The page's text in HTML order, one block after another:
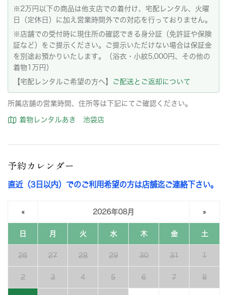
※2万円以下の商品は他支店での着付け、宅配レンタル、火曜
日（定休日）に加え営業時間外での対応を行っておりません。
※店舗での受付時に現住所の確認できる身分証（免許証や保険
証など）をご提示ください。ご提示いただけない場合は保証金
を別途お預かりいたします。（浴衣・小紋5,000円、その他の
着物1万円）
【宅配レンタルご希望の方へ】
ご配送とご返却について
所属店舗の営業時間、住所等は下記にてご確認ください。
着物レンタルあき 池袋店
予約カレンダー
直近（3日以内）でのご利用希望の方は店舗迄ご連絡下さい。
« 2026年08月 »
日 月 火 水 木 金 土
26 27 28 29 30 31 1
2 3 4 5 6 7 8